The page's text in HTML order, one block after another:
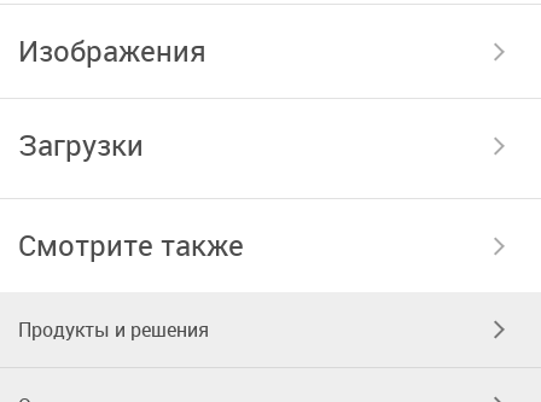
Изображения
Загрузки
Смотрите также
Продукты и решения